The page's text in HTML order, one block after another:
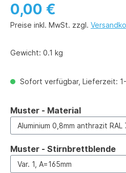
0,00 €
Preise inkl. MwSt. zzgl.
Gewicht: 0.1 kg
Sofort verfügbar, Lieferzeit:
Muster - Materialauswählen
Muster - Stirnbrettblende